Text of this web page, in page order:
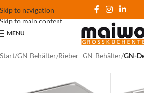
Skip to navigation
Skip to main content
MENU
Start/GN-Behälter/Rieber- GN-Behälter/GN-